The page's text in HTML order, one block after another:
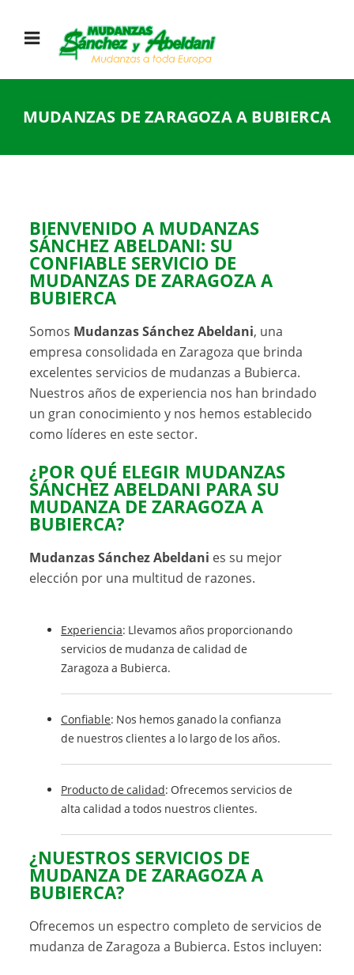
MUDANZAS DE ZARAGOZA A BUBIERCA
BIENVENIDO A MUDANZAS
SÁNCHEZ ABELDANI: SU
CONFIABLE SERVICIO DE
MUDANZAS DE ZARAGOZA A
BUBIERCA
Somos Mudanzas Sánchez Abeldani, una
empresa consolidada en Zaragoza que brinda
excelentes servicios de mudanzas a Bubierca.
Nuestros años de experiencia nos han brindado
un gran conocimiento y nos hemos establecido
como líderes en este sector.
¿POR QUÉ ELEGIR MUDANZAS
SÁNCHEZ ABELDANI PARA SU
MUDANZA DE ZARAGOZA A
BUBIERCA?
Mudanzas Sánchez Abeldani es su mejor
elección por una multitud de razones.
Experiencia: Llevamos años proporcionando
servicios de mudanza de calidad de
Zaragoza a Bubierca.
Confiable: Nos hemos ganado la confianza
de nuestros clientes a lo largo de los años.
Producto de calidad: Ofrecemos servicios de
alta calidad a todos nuestros clientes.
¿NUESTROS SERVICIOS DE
MUDANZA DE ZARAGOZA A
BUBIERCA?
Ofrecemos un espectro completo de servicios de
mudanza de Zaragoza a Bubierca. Estos incluyen: